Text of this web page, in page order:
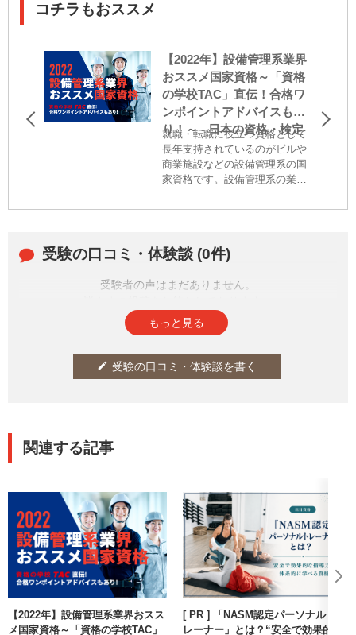
コチラもおススメ
【2022年】設備管理系業界
おススメ国家資格～「資格
の学校TAC」直伝！合格ワ
ンポイントアドバイスもあ
り！～ - 日本の資格・検定
就職・転職に役立つ資格として
長年支持されているのがビルや
商業施設などの設備管理系の国
家資格です。設備管理系の業界
れない仕事も多く、この業界の
今回はそんな...
受験の口コミ・体験談 (0件)
受験者の声はまだありません。
もっと見る
edit 受験の口コミ・体験談を書く
関連する記事
【2022年】設備管理系業界おスス
メ国家資格～「資格の学校TAC」
[ PR ] 「NASM認定パーソナルト
レーナー」とは？“安全で効果的